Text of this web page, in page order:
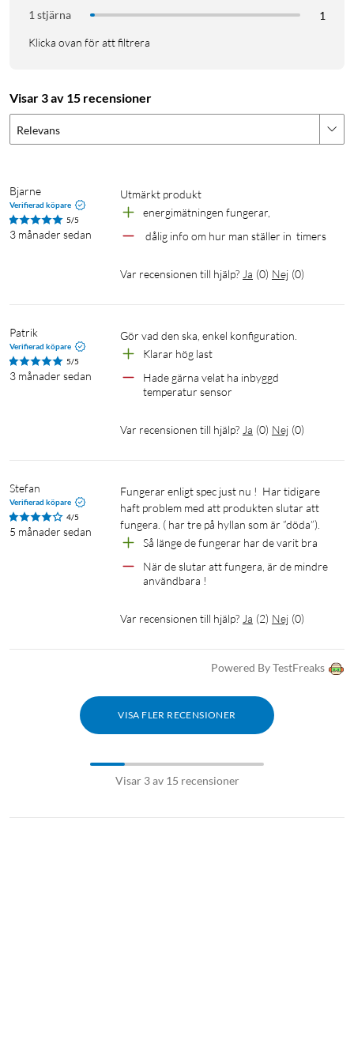
1 stjärna
1
Klicka ovan för att filtrera
Visar 3 av 15 recensioner
Relevans
Bjarne
Verifierad köpare
5/5
3 månader sedan
utmärkt produkt
energimätningen fungerar,
dålig info om hur man ställer in  timers
Var recensionen till hjälp? Ja (0) Nej (0)
Patrik
Verifierad köpare
5/5
3 månader sedan
Gör vad den ska, enkel konfiguration.
Klarar hög last
Hade gärna velat ha inbyggd
temperatur sensor
Var recensionen till hjälp? Ja (0) Nej (0)
Stefan
Verifierad köpare
4/5
5 månader sedan
Fungerar enligt spec just nu !  Har tidigare
haft problem med att produkten slutar att
fungera. ( har tre på hyllan som är ”döda”).
Så länge de fungerar har de varit bra
När de slutar att fungera, är de mindre
användbara !
Var recensionen till hjälp? Ja (2) Nej (0)
Powered By TestFreaks
VISA FLER RECENSIONER
Visar 3 av 15 recensioner